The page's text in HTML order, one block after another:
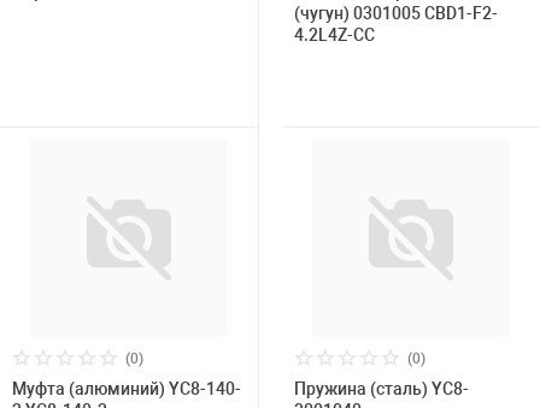
(чугун) 0301005 CBD1-F2-
4.2L4Z-CC
(0)
Муфта (алюминий) YC8-140-
(0)
Пружина (сталь) YC8-